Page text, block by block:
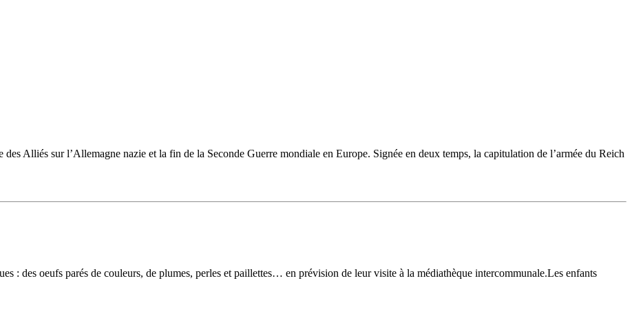
Alliés sur l’Allemagne nazie et la fin de la Seconde Guerre mondiale en Europe. Signée en deux temps, la capitulation de l’armée du Reich
: des oeufs parés de couleurs, de plumes, perles et paillettes… en prévision de leur visite à la médiathèque intercommunale.Les enfants